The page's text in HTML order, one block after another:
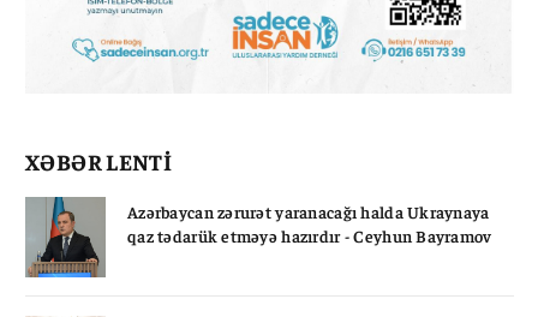
XƏBƏR LENTİ
Azərbaycan zərurət yaranacağı halda Ukraynaya
qaz tədarük etməyə hazırdır - Ceyhun Bayramov